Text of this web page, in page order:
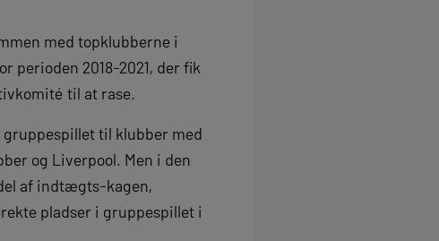
med topklubberne i
perioden 2018-2021, der fik
til at rase.
gruppespillet til klubber med
og Liverpool. Men i den
af indtægts-kagen,
pladser i gruppespillet i